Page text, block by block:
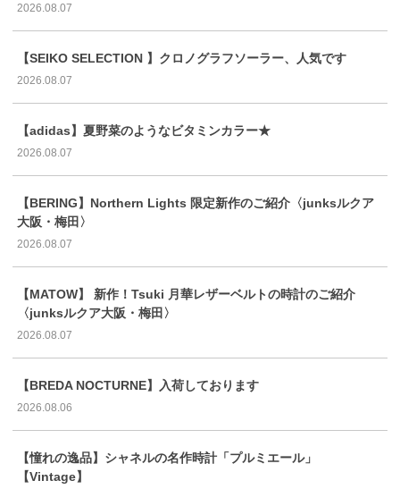
2026.08.07
【SEIKO SELECTION 】クロノグラフソーラー、人気です
2026.08.07
【adidas】夏野菜のようなビタミンカラー★
2026.08.07
【BERING】Northern Lights 限定新作のご紹介〈junksルクア
大阪・梅田〉
2026.08.07
【MATOW】 新作！Tsuki 月華レザーベルトの時計のご紹介
〈junksルクア大阪・梅田〉
2026.08.07
【BREDA NOCTURNE】入荷しております
2026.08.06
【憧れの逸品】シャネルの名作時計「プルミエール」
【Vintage】